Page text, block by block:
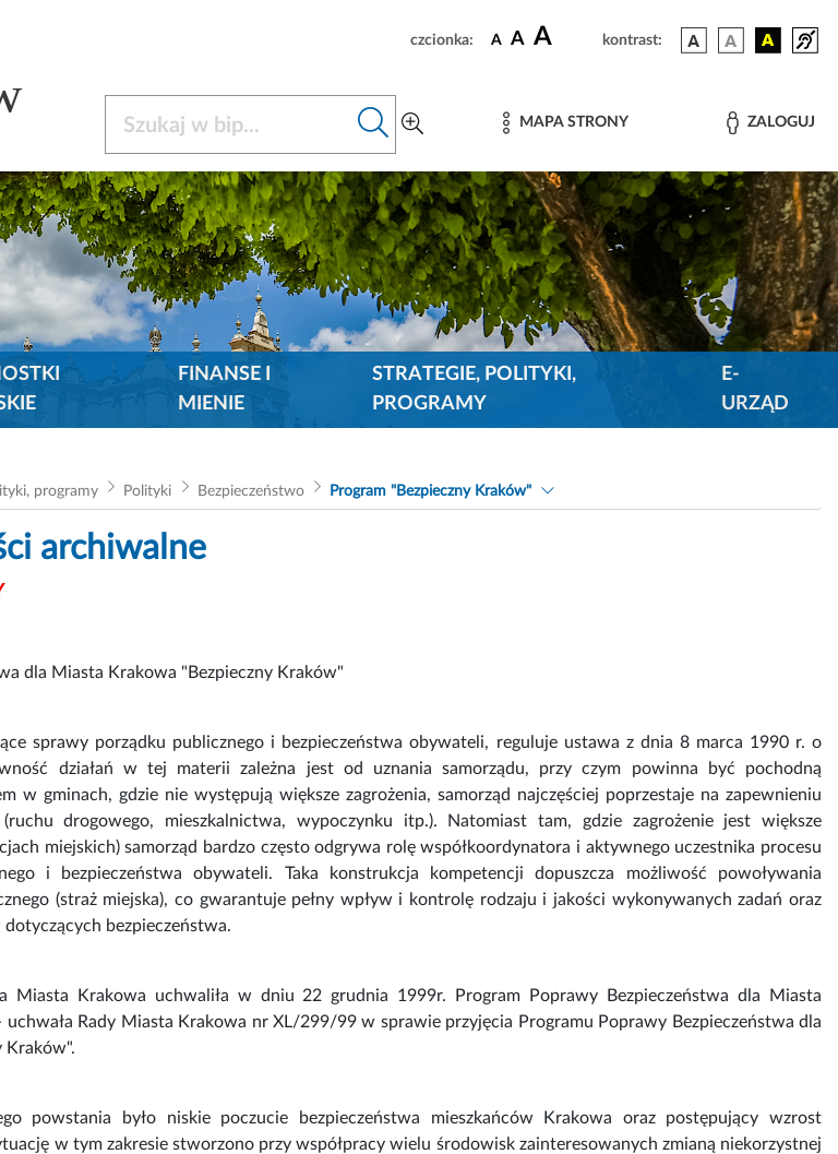
czcionka: A A A kontrast:
MAPA STRONY ZALOGUJ
FINANSE I
MIENIE
STRATEGIE, POLITYKI,
PROGRAMY
E-
URZĄD
programy Polityki Bezpieczeństwo Program "Bezpieczny Kraków"
archiwalne
dla Miasta Krakowa "Bezpieczny Kraków"
sprawy porządku publicznego i bezpieczeństwa obywateli, reguluje ustawa z dnia 8 marca 1990 r. o
działań w tej materii zależna jest od uznania samorządu, przy czym powinna być pochodną
w gminach, gdzie nie występują większe zagrożenia, samorząd najczęściej poprzestaje na zapewnieniu
drogowego, mieszkalnictwa, wypoczynku itp.). Natomiast tam, gdzie zagrożenie jest większe
miejskich) samorząd bardzo często odgrywa rolę współkoordynatora i aktywnego uczestnika procesu
i bezpieczeństwa obywateli. Taka konstrukcja kompetencji dopuszcza możliwość powoływania
(straż miejska), co gwarantuje pełny wpływ i kontrolę rodzaju i jakości wykonywanych zadań oraz
bezpieczeństwa.
Miasta Krakowa uchwaliła w dniu 22 grudnia 1999r. Program Poprawy Bezpieczeństwa dla Miasta
uchwała Rady Miasta Krakowa nr XL/299/99 w sprawie przyjęcia Programu Poprawy Bezpieczeństwa dla
Kraków".
powstania było niskie poczucie bezpieczeństwa mieszkańców Krakowa oraz postępujący wzrost
w tym zakresie stworzono przy współpracy wielu środowisk zainteresowanych zmianą niekorzystnej